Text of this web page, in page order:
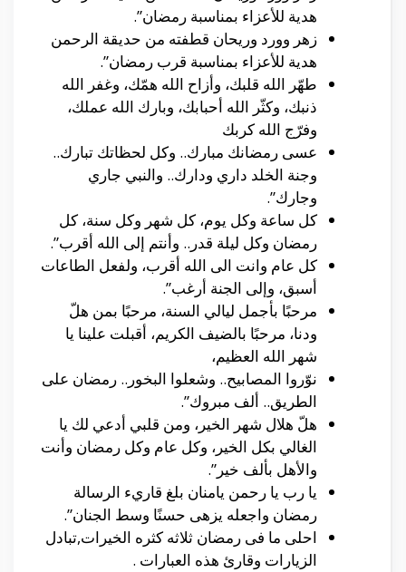
هدية للأعزاء بمناسبة رمضان”.
زهر وورد وريحان قطفته من حديقة الرحمن
هدية للأعزاء بمناسبة قرب رمضان”.
طهّر الله قلبك، وأزاح الله همّك، وغفر الله
ذنبك، وكثّر الله أحبابك، وبارك الله عملك،
وفرّج الله كربك
عسى رمضانك مبارك.. وكل لحظاتك تبارك..
وجنة الخلد داري ودارك.. والنبي جاري
وجارك”.
كل ساعة وكل يوم، كل شهر وكل سنة، كل
رمضان وكل ليلة قدر.. وأنتم إلى الله أقرب”.
كل عام وانت الى الله أقرب، ولفعل الطاعات
أسبق، وإلى الجنة أرغب”.
مرحبًا بأجمل ليالي السنة، مرحبًا بمن هلّ
ودنا، مرحبًا بالضيف الكريم، أقبلت علينا يا
شهر الله العظيم،
نوّروا المصابيح.. وشعلوا البخور.. رمضان على
الطريق.. ألف مبروك”.
هلّ هلال شهر الخير، ومن قلبي أدعي لك يا
الغالي بكل الخير، وكل عام وكل رمضان وأنت
والأهل بألف خير”.
يا رب يا رحمن يامنان بلغ قاريء الرسالة
رمضان واجعله يزهى حسنًا وسط الجنان”.
احلى ما فى رمضان ثلاثه كثره الخيرات,تبادل
الزيارات وقارئ هذه العبارات .